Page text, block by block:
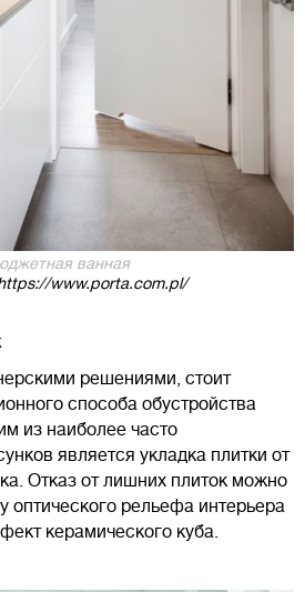
ванная
www.porta.com.pl/
решениями, стоит
способа обустройства
из наиболее часто
является укладка плитки от
Отказ от лишних плиток можно
оптического рельефа интерьера
керамического куба.